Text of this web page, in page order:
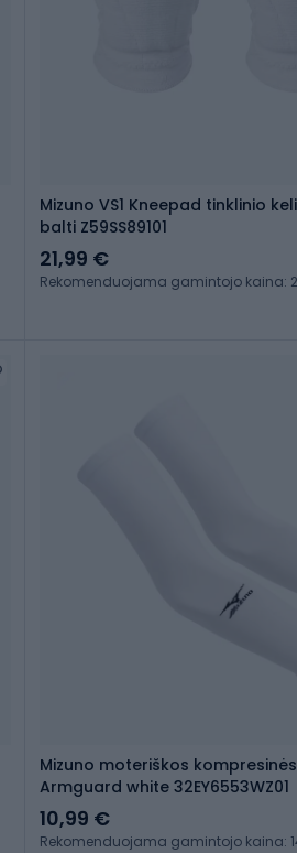
Mizuno VS1 Kneepad tinklinio
balti Z59SS89101
21,99 €
Rekomenduojama gamintojo kaina:
Mizuno moteriškos
Armguard white 32EY6553WZ01
10,99 €
Rekomenduojama gamintojo kaina: